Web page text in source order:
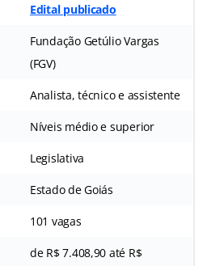
Edital publicado
Fundação Getúlio Vargas
(FGV)
Analista, técnico e assistente
Níveis médio e superior
Legislativa
Estado de Goiás
101 vagas
de R$ 7.408,90 até R$